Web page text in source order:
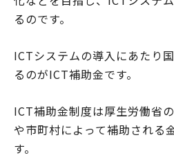
るのです。
ICTシステムの導入にあたり
るのがICT補助金です。
ICT補助金制度は厚生労働省
や市町村によって補助される
す。